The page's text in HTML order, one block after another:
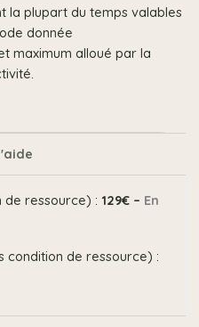
la plupart du temps valables
donnée
maximum alloué par la
de ressource) : 129€ – En
condition de ressource) :